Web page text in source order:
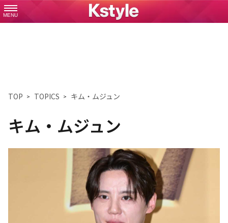
MENU
TOP TOPICS キム・ムジュン
キム・ムジュン